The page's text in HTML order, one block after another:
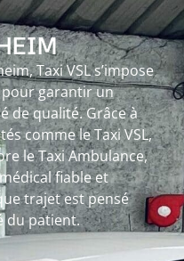
Taxi VSL s’impose
garantir un
de qualité. Grâce à
comme le Taxi VSL,
le Taxi Ambulance,
fiable et
trajet est pensé
du patient.